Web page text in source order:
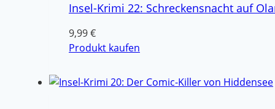
Insel-Krimi 22: Schreckensnacht auf
9,99€
Produkt kaufen